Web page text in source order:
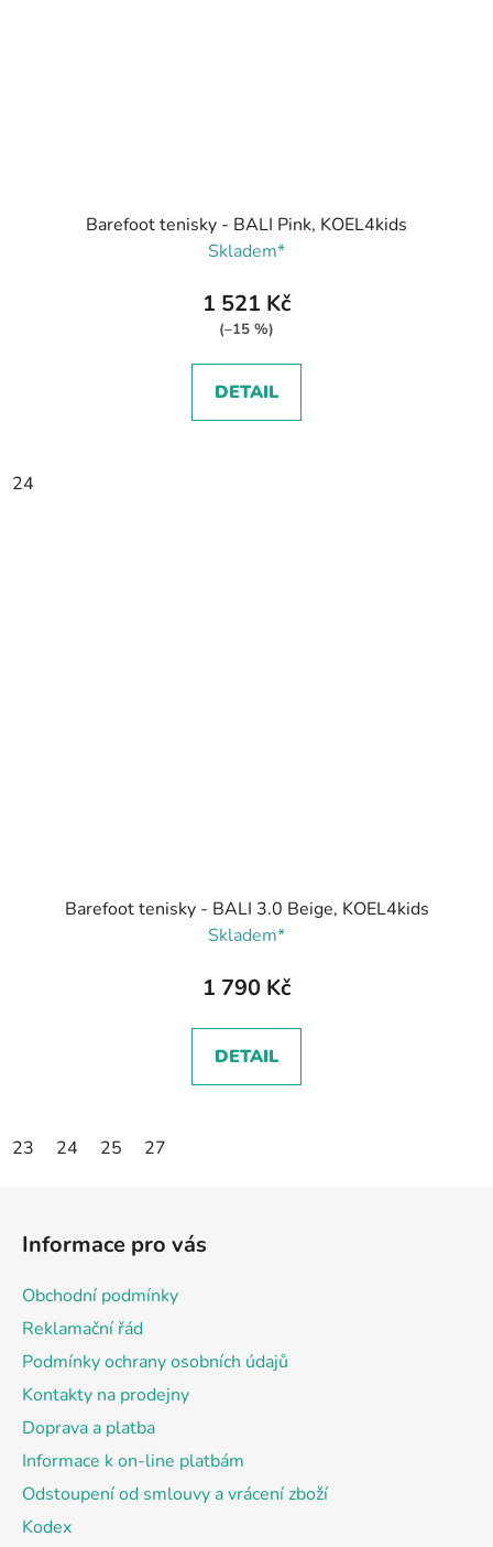
Barefoot tenisky - BALI Pink, KOEL4kids
Skladem*
1 521 Kč
(–15 %)
DETAIL
24
Barefoot tenisky - BALI 3.0 Beige, KOEL4kids
Skladem*
1 790 Kč
DETAIL
23 24 25 27
Informace pro vás
Obchodní podmínky
Reklamační řád
Podmínky ochrany osobních údajů
Kontakty na prodejny
Doprava a platba
Informace k on-line platbám
Odstoupení od smlouvy a vrácení zboží
Kodex